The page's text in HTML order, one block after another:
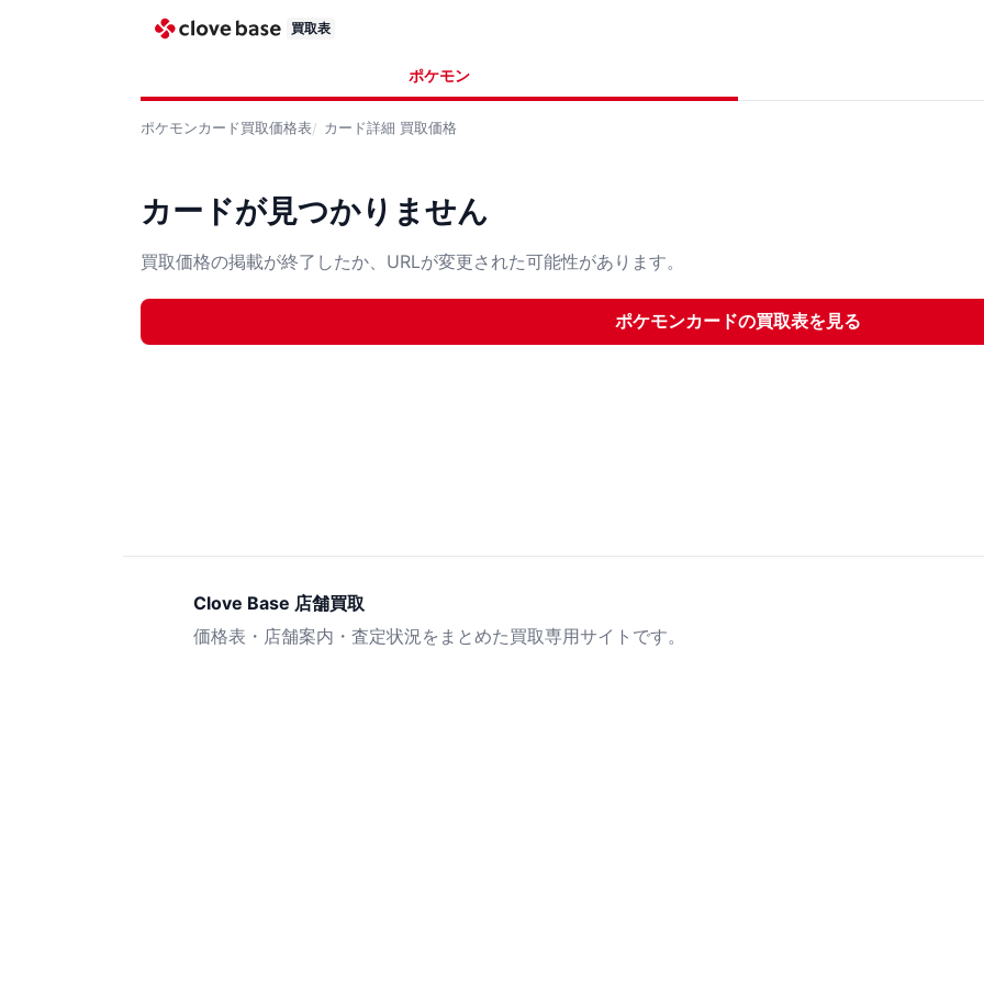
買取表
ポケモン
ポケモンカード買取価格表 カード詳細 買取価格
カードが見つかりません
買取価格の掲載が終了したか、URLが変更された可能性があります。
ポケモンカードの買取表を見る
Clove Base 店舗買取
価格表・店舗案内・査定状況をまとめた買取専用サイトです。